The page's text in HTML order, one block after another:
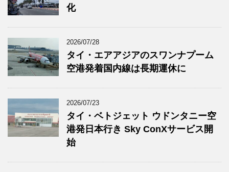
化
2026/07/28
タイ・エアアジアのスワンナプーム
空港発着国内線は長期運休に
2026/07/23
タイ・ベトジェット ウドンタニー空
港発日本行き Sky ConXサービス開
始